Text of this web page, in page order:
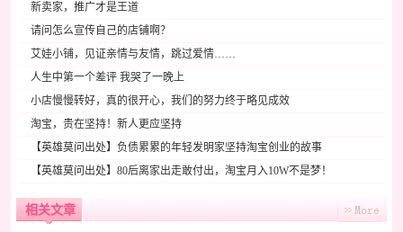
新卖家，推广才是王道
请问怎么宣传自己的店铺啊？
艾娃小铺，见证亲情与友情，跳过爱情……
人生中第一个差评 我哭了一晚上
小店慢慢转好，真的很开心，我们的努力终于略见成效
淘宝，贵在坚持！新人更应坚持
【英雄莫问出处】负债累累的年轻发明家坚持淘宝创业的故事
【英雄莫问出处】80后离家出走敢付出，淘宝月入10W不是梦！
相关文章